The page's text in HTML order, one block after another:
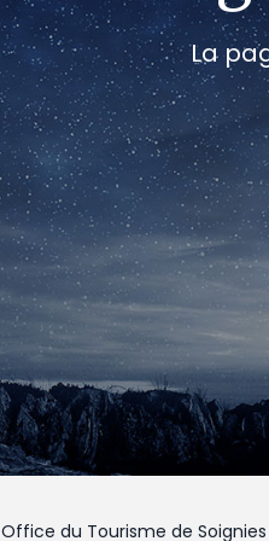
La
Office du Tourisme de Soignies